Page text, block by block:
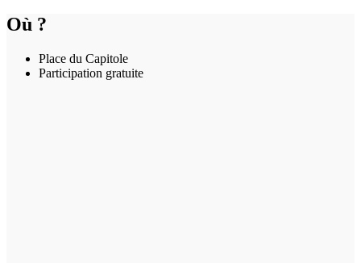
Où ?
Place du Capitole
Participation gratuite